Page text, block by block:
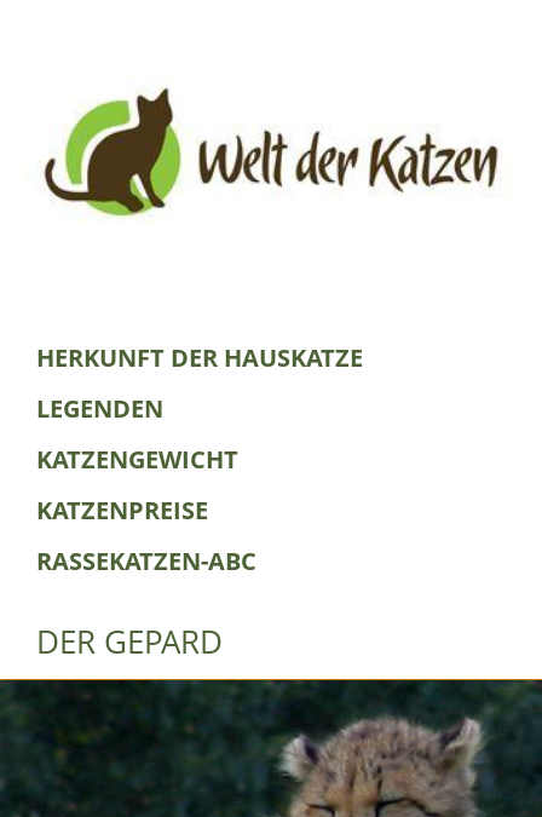
HERKUNFT DER HAUSKATZE
LEGENDEN
KATZENGEWICHT
KATZENPREISE
RASSEKATZEN-ABC
DER GEPARD